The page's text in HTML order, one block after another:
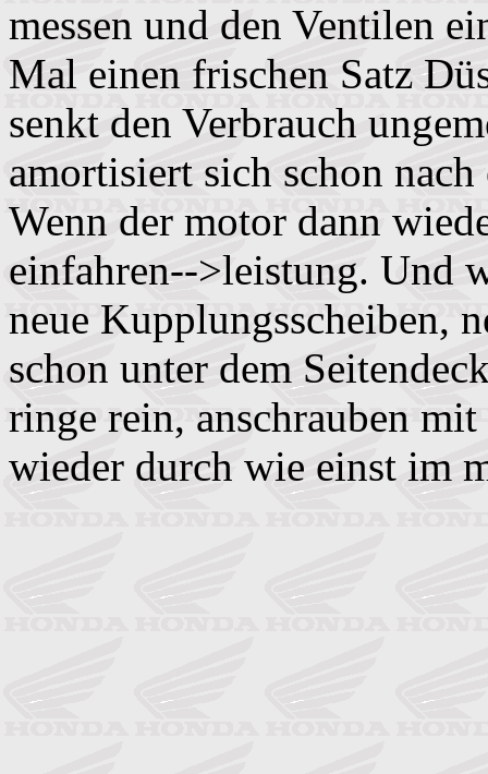
messen und den Ventilen
Mal einen frischen Satz
senkt den Verbrauch
amortisiert sich schon
Wenn der motor dann
einfahren-->leistung. Und
neue Kupplungsscheiben,
schon unter dem
ringe rein, anschrauben
wieder durch wie einst im